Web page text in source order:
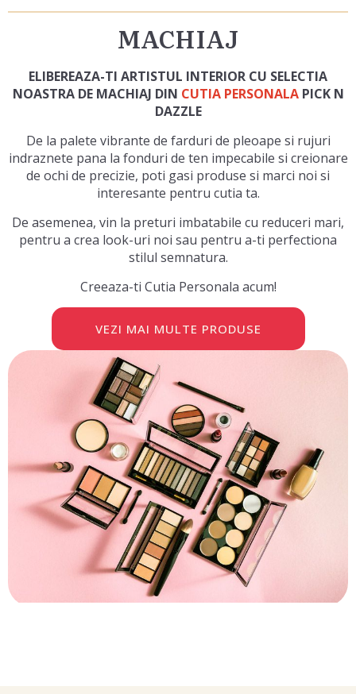
MACHIAJ
ELIBEREAZA-TI ARTISTUL INTERIOR CU SELECTIA
NOASTRA DE MACHIAJ DIN CUTIA PERSONALAPICK N
DAZZLE
De la palete vibrante de farduri de pleoape si rujuri
indraznete pana la fonduri de ten impecabile si creionare
de ochi de precizie, poti gasi produse si marci noi si
interesante pentru cutia ta.
De asemenea, vin la preturi imbatabile cu reduceri mari,
pentru a crea look-uri noi sau pentru a-ti perfectiona
stilul semnatura.
Creeaza-ti Cutia Personala acum!
VEZI MAI MULTE PRODUSE